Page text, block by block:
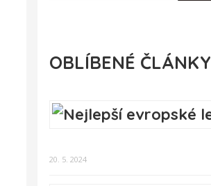
OBLÍBENÉ ČLÁNKY
20. 5. 2024